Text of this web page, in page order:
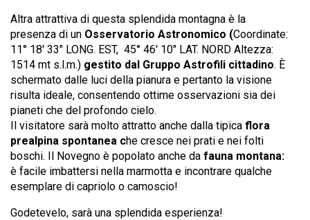
Altra attrattiva di questa splendida montagna è la
presenza di un Osservatorio Astronomico (Coordinate:
11° 18′ 33″ LONG. EST, 45° 46′ 10″ LAT. NORD Altezza:
1514 mt s.l.m.) gestito dal Gruppo Astrofili cittadino. È
schermato dalle luci della pianura e pertanto la visione
risulta ideale, consentendo ottime osservazioni sia dei
pianeti che del profondo cielo.
Il visitatore sarà molto attratto anche dalla tipica flora
prealpina spontanea che cresce nei prati e nei folti
boschi. Il Novegno è popolato anche da fauna montana:
è facile imbattersi nella marmotta e incontrare qualche
esemplare di capriolo o camoscio!
Godetevelo, sarà una splendida esperienza!